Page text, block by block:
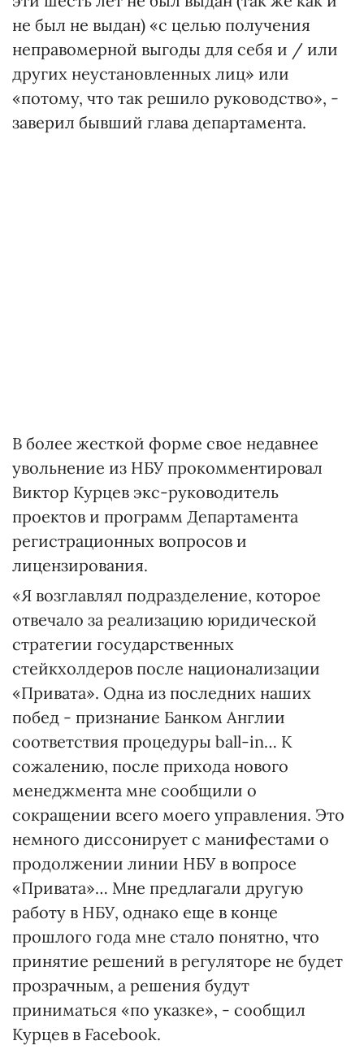
не был не выдан) «с целью получения
неправомерной выгоды для себя и / или
других неустановленных лиц» или
«потому, что так решило руководство», -
заверил бывший глава департамента.
В более жесткой форме свое недавнее
увольнение из НБУ прокомментировал
Виктор Курцев экс-руководитель
проектов и программ Департамента
регистрационных вопросов и
лицензирования.
«Я возглавлял подразделение, которое
отвечало за реализацию юридической
стратегии государственных
стейкхолдеров после национализации
«Привата». Одна из последних наших
побед - признание Банком Англии
соответствия процедуры ball-in… К
сожалению, после прихода нового
менеджмента мне сообщили о
сокращении всего моего управления. Это
немного диссонирует с манифестами о
продолжении линии НБУ в вопросе
«Привата»… Мне предлагали другую
работу в НБУ, однако еще в конце
прошлого года мне стало понятно, что
принятие решений в регуляторе не будет
прозрачным, а решения будут
приниматься «по указке», - сообщил
Курцев в Facebook.